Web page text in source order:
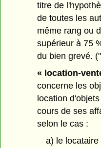
titre de
de toutes les
même rang ou
supérieur à 75
du bien grevé.
« location-
concerne les
location
cours de ses
selon le cas :
a) le